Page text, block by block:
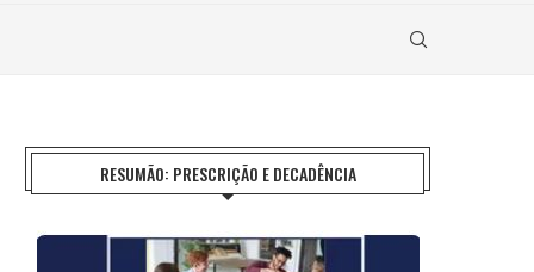
RESUMÃO: PRESCRIÇÃO E DECADÊNCIA